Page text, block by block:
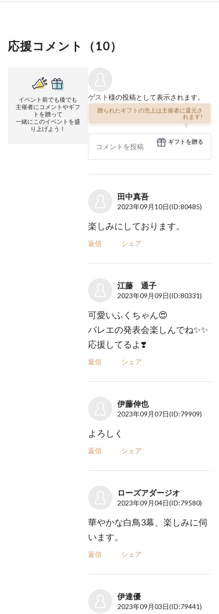
応援コメント（10）
イベント前でも後でも
主催者にコメントやギフ
トを贈って
一緒にこのイベントを盛
り上げよう！
ゲスト様の投稿として表示されます。
贈られたギフトの売上は主催者に還元さ
れます!
ギフトを贈る
田中真吾
2023年09月10日(ID:80485)
楽しみにしております。
返信 シェア
江藤 通子
2023年09月09日(ID:80331)
可愛いふくちゃん😍
バレエの発表会楽しんでね✨✨
応援してるよ❣️
返信 シェア
伊藤伸也
2023年09月07日(ID:79909)
よろしく
返信 シェア
ローズアダージオ
2023年09月04日(ID:79580)
華やかな白鳥3幕、楽しみに伺
います。
返信 シェア
伊達優
2023年09月03日(ID:79441)